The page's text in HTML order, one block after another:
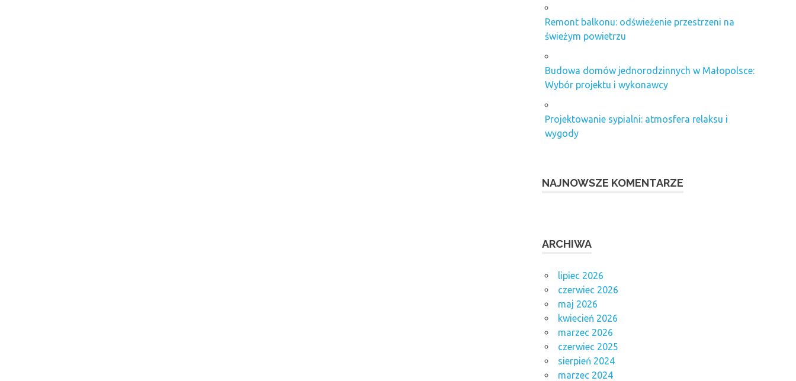
Remont balkonu: odświeżenie przestrzeni na
świeżym powietrzu
Budowa domów jednorodzinnych w Małopolsce:
Wybór projektu i wykonawcy
Projektowanie sypialni: atmosfera relaksu i
wygody
NAJNOWSZE KOMENTARZE
ARCHIWA
lipiec 2026
czerwiec 2026
maj 2026
kwiecień 2026
marzec 2026
czerwiec 2025
sierpień 2024
marzec 2024